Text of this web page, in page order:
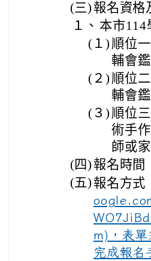
(三) 報名資格
１、 本市
(１) 順位
輔會
(２) 順位
輔會
(３) 順位
術手
師或
(四) 報名時間
(五) 報名方式
m)，表
完成報名